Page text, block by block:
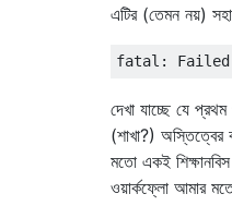
এটির (তেমন নয়)
দেখা যাচ্ছে যে
(শাখা?)
মতো একই
ওয়ার্কফ্লো আমার